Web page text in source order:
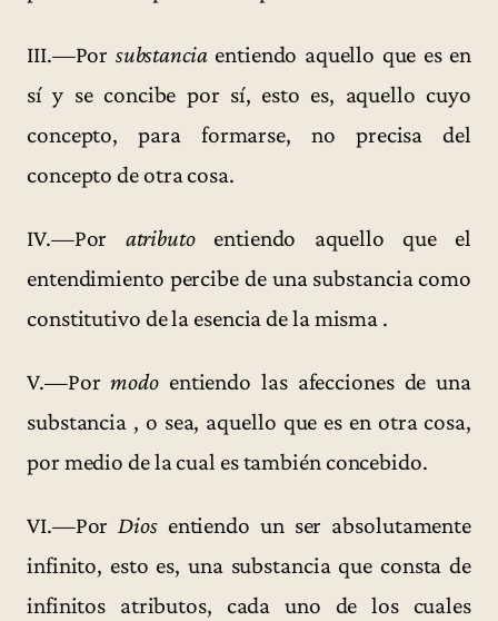
III.—Por substanciaentiendo aquello que es en
sí y se concibe por sí, esto es, aquello cuyo
concepto, para formarse, no precisa del
concepto de otra cosa.
IV.—Por atributoentiendo aquello que el
entendimiento percibe de una substancia como
constitutivo de la esencia de la misma .
V.—Pormodoentiendo las afecciones de una
substancia , o sea, aquello que es en otra cosa,
por medio de la cual es también concebido.
VI.—PorDiosentiendo un ser absolutamente
infinito, esto es, una substancia que consta de
infinitos atributos, cada uno de los cuales